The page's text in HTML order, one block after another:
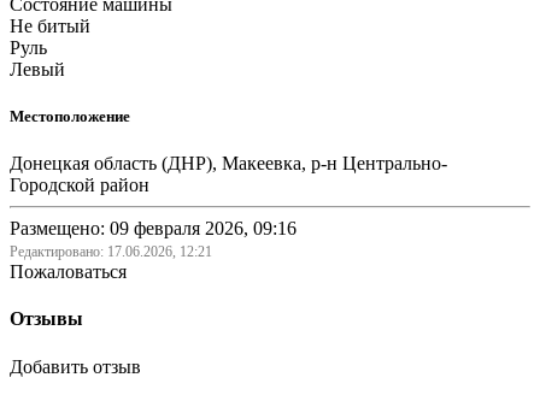
Не битый
Руль
Левый
Местоположение
Донецкая область (ДНР), Макеевка, р-н Центрально-
Городской район
Размещено: 09 февраля 2026, 09:16
Редактировано: 17.06.2026, 12:21
Пожаловаться
Отзывы
Добавить отзыв